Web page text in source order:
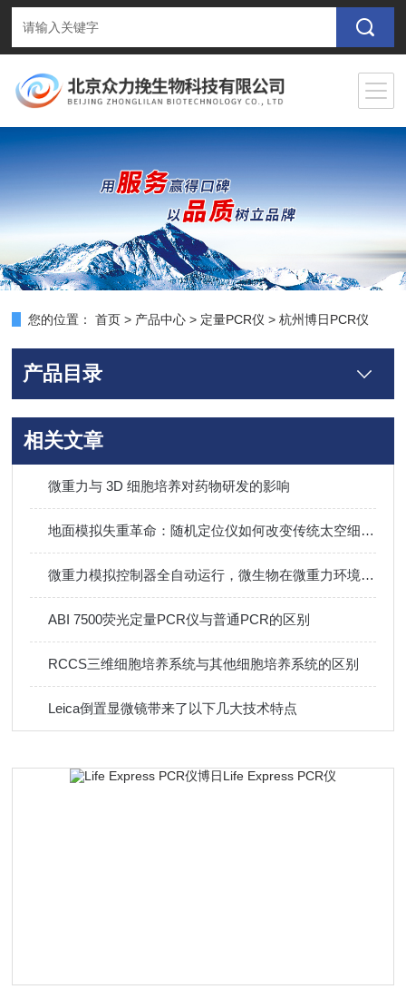
您的位置： 首页 > 产品中心 > 定量PCR仪 >杭州博日PCR仪
产品目录
相关文章
微重力与 3D 细胞培养对药物研发的影响
地面模拟失重革命：随机定位仪如何改变传统太空细胞实验
微重力模拟控制器全自动运行，微生物在微重力环境中连续培养
ABI 7500荧光定量PCR仪与普通PCR的区别
RCCS三维细胞培养系统与其他细胞培养系统的区别
Leica倒置显微镜带来了以下几大技术特点